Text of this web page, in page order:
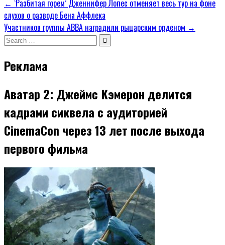
Навигация
по
записям
← ‘Разбитая горем’ Дженнифер Лопес отменяет весь тур на фоне
слухов о разводе Бена Аффлека
Участников группы АВВА наградили рыцарским орденом →
Search
Реклама
Аватар 2: Джеймс Кэмерон делится
кадрами сиквела с аудиторией
CinemaCon через 13 лет после выхода
первого фильма